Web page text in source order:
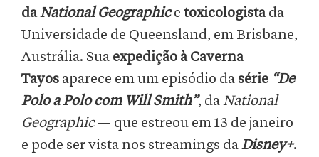
daNational Geographice toxicologistada
Universidade de Queensland, em Brisbane,
Austrália. Sua expedição à Caverna
Tayos aparece em um episódio da série “De
Polo a Polo com Will Smith”, daNational
Geographic— que estreou em 13 de janeiro
e pode ser vista nos streamings daDisney+.